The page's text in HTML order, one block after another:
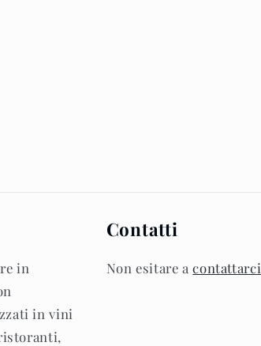
in
in vini
Contatti
Non esitare acontattarci